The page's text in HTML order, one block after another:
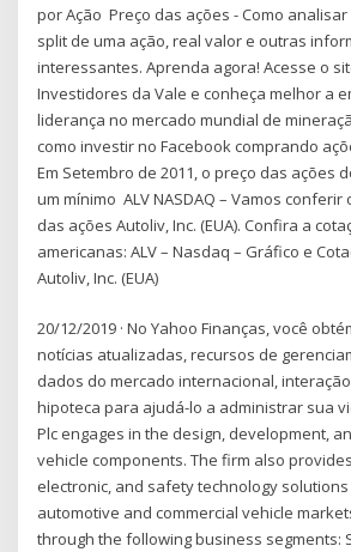
por Ação Preço das ações - Como
split de uma ação, real valor e outras
interessantes. Aprenda agora! Acesse o
Investidores da Vale e conheça melhor a
liderança no mercado mundial de
como investir no Facebook comprando
Em Setembro de 2011, o preço das ações
um mínimo ALV NASDAQ – Vamos
das ações Autoliv, Inc. (EUA). Confira a
americanas: ALV – Nasdaq – Gráfico e
Autoliv, Inc. (EUA)
20/12/2019 · No Yahoo Finanças, você
notícias atualizadas, recursos de
dados do mercado internacional,
hipoteca para ajudá-lo a administrar sua
Plc engages in the design, development,
vehicle components. The firm also
electronic, and safety technology
automotive and commercial vehicle
through the following business segments: